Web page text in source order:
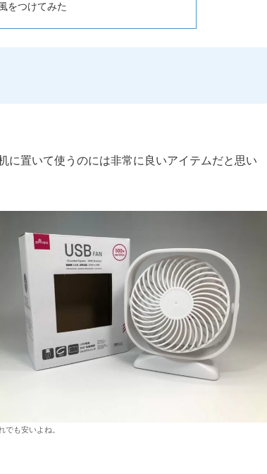
をつけてみた
に置いて使うのには非常に良いアイテムだと思い
でも安いよね。